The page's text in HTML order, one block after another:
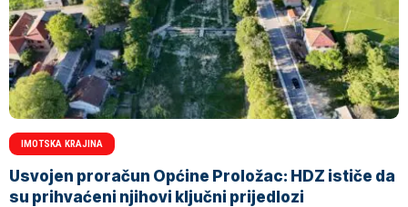
IMOTSKA KRAJINA
Usvojen proračun Općine Proložac: HDZ ističe da
su prihvaćeni njihovi ključni prijedlozi